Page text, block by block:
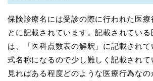
保険診療名には受診の際に行われた医
とに記載されています。記載されてい
は、「医科点数表の解釈」に記載され
式名称になるので少し難しく記載されて
見ればある程度どのような医療行為なの